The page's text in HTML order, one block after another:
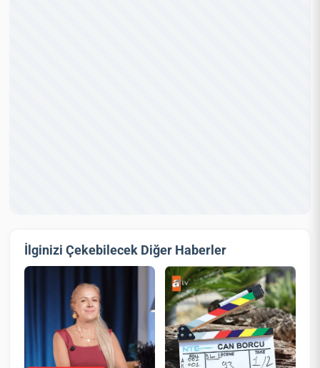
İlginizi Çekebilecek Diğer Haberler